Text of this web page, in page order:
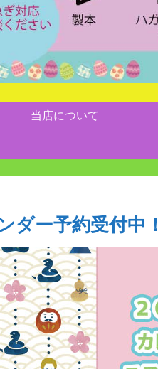
当店について
ダー予約受付中！